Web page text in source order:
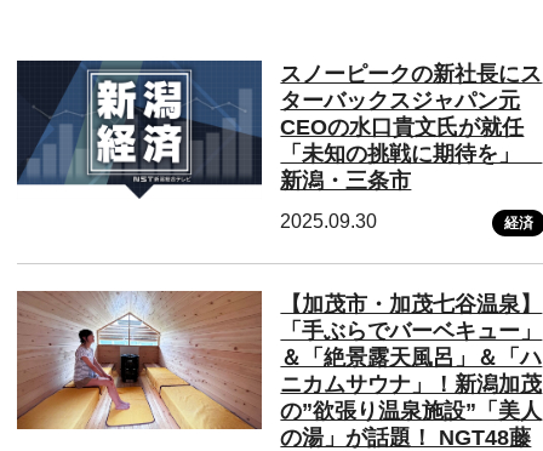
スノーピークの新社長にス
ターバックスジャパン元
CEOの水口貴文氏が就任
「未知の挑戦に期待を」
新潟・三条市
2025.09.30 経済
【加茂市・加茂七谷温泉】
「手ぶらでバーベキュー」
＆「絶景露天風呂」＆「ハ
ニカムサウナ」！新潟加茂
の”欲張り温泉施設”「美人
の湯」が話題！ NGT48藤